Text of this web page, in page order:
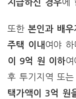
지급하신 경우에
또한 본인과 배
주택 이내 여야
이 9억 원 이하
후 투기지역 또
택가액이 3억 원